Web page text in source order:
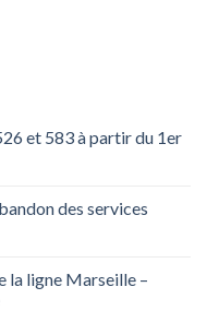
et 583 à partir du 1er
des services
la ligne Marseille –